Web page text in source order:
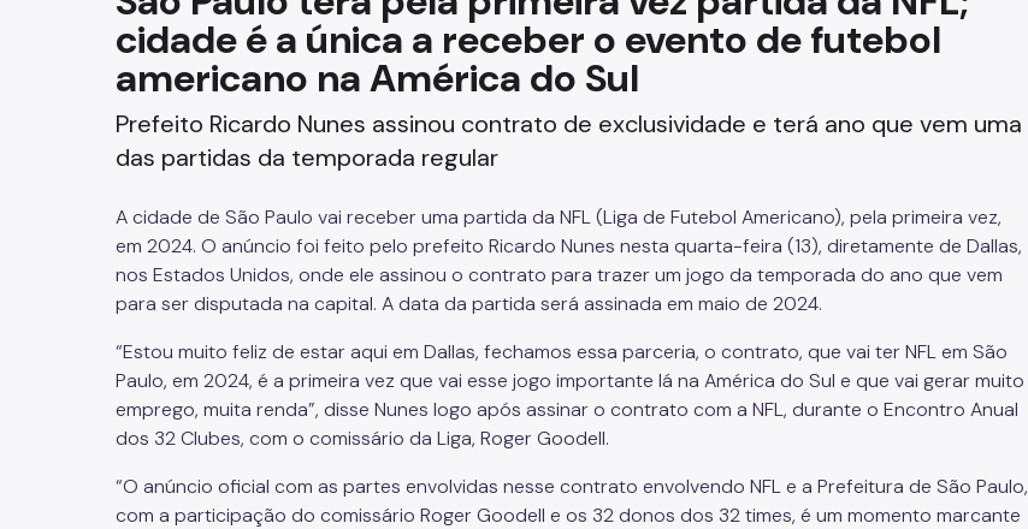
Fazenda
Funerários e Cemiteriais
Mobilidade Urbana e Transporte
Saúde e Bem-estar
Segurança
Trabalho
Impostos e Taxas
Legislação
Oportunidades
cidade é a única a receber o evento de futebol
americano na América do Sul
Prefeito Ricardo Nunes assinou contrato de exclusividade e terá ano que vem uma
das partidas da temporada regular
A cidade de São Paulo vai receber uma partida da NFL (Liga de Futebol Americano), pela primeira vez,
em 2024. O anúncio foi feito pelo prefeito Ricardo Nunes nesta quarta-feira (13), diretamente de Dallas,
nos Estados Unidos, onde ele assinou o contrato para trazer um jogo da temporada do ano que vem
para ser disputada na capital. A data da partida será assinada em maio de 2024.
“Estou muito feliz de estar aqui em Dallas, fechamos essa parceria, o contrato, que vai ter NFL em São
Paulo, em 2024, é a primeira vez que vai esse jogo importante lá na América do Sul e que vai gerar muito
emprego, muita renda”, disse Nunes logo após assinar o contrato com a NFL, durante o Encontro Anual
dos 32 Clubes, com o comissário da Liga, Roger Goodell.
“O anúncio oficial com as partes envolvidas nesse contrato envolvendo NFL e a Prefeitura de São Paulo,
com a participação do comissário Roger Goodell e os 32 donos dos 32 times, é um momento marcante